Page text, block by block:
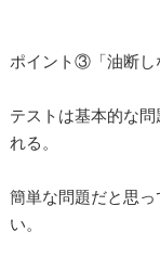
ポイント③「油断し
テストは基本的な
れる。
簡単な問題だと思
い。